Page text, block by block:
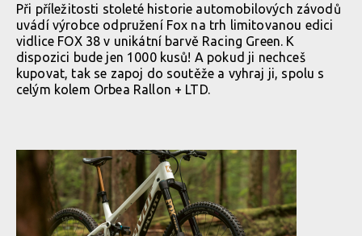
Při příležitosti stoleté historie automobilových závodů
uvádí výrobce odpružení Fox na trh limitovanou edici
vidlice FOX 38 v unikátní barvě Racing Green. K
dispozici bude jen 1000 kusů! A pokud ji nechceš
kupovat, tak se zapoj do soutěže a vyhraj ji, spolu s
celým kolem Orbea Rallon + LTD.